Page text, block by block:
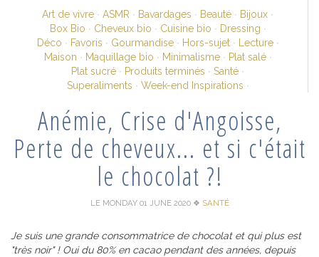
Art de vivre ASMR Bavardages Beauté
Bijoux
Box Bio
Cheveux bio Cuisine bio
Dressing
Déco
Favoris Gourmandise Hors-sujet
Lecture
Maison
Maquillage bio Minimalisme
Plat salé
Plat sucré
Produits terminés
Santé
Superaliments
Week-end Inspirations
Anémie, Crise d'Angoisse,
Perte de cheveux... et si c'était
le chocolat ?!
LE MONDAY 01 JUNE 2020 ❖ SANTÉ
Je suis une grande consommatrice de chocolat et qui plus est
"très noir" ! Oui du 80% en cacao pendant des années, depuis